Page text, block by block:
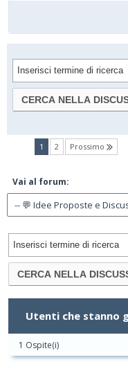
1 (current)
2 Prossimo
Vai al forum:
Utenti che stanno
1 Ospite(i)